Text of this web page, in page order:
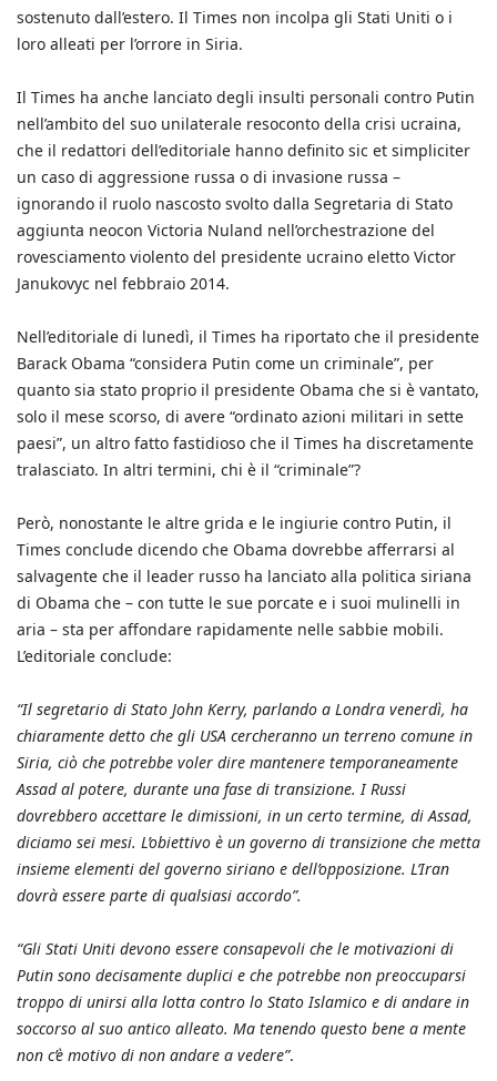
sostenuto dall’estero. Il Times non incolpa gli Stati Uniti o i
loro alleati per l’orrore in Siria.
Il Times ha anche lanciato degli insulti personali contro Putin
nell’ambito del suo unilaterale resoconto della crisi ucraina,
che il redattori dell’editoriale hanno definito sic et simpliciter
un caso di aggressione russa o di invasione russa –
ignorando il ruolo nascosto svolto dalla Segretaria di Stato
aggiunta neocon Victoria Nuland nell’orchestrazione del
rovesciamento violento del presidente ucraino eletto Victor
Janukovyc nel febbraio 2014.
Nell’editoriale di lunedì, il Times ha riportato che il presidente
Barack Obama “considera Putin come un criminale”, per
quanto sia stato proprio il presidente Obama che si è vantato,
solo il mese scorso, di avere “ordinato azioni militari in sette
paesi”, un altro fatto fastidioso che il Times ha discretamente
tralasciato. In altri termini, chi è il “criminale”?
Però, nonostante le altre grida e le ingiurie contro Putin, il
Times conclude dicendo che Obama dovrebbe afferrarsi al
salvagente che il leader russo ha lanciato alla politica siriana
di Obama che – con tutte le sue porcate e i suoi mulinelli in
aria – sta per affondare rapidamente nelle sabbie mobili.
L’editoriale conclude:
“Il segretario di Stato John Kerry, parlando a Londra venerdì, ha
chiaramente detto che gli USA cercheranno un terreno comune in
Siria, ciò che potrebbe voler dire mantenere temporaneamente
Assad al potere, durante una fase di transizione. I Russi
dovrebbero accettare le dimissioni, in un certo termine, di Assad,
diciamo sei mesi. L’obiettivo è un governo di transizione che metta
insieme elementi del governo siriano e dell’opposizione. L’Iran
dovrà essere parte di qualsiasi accordo”.
“Gli Stati Uniti devono essere consapevoli che le motivazioni di
Putin sono decisamente duplici e che potrebbe non preoccuparsi
troppo di unirsi alla lotta contro lo Stato Islamico e di andare in
soccorso al suo antico alleato. Ma tenendo questo bene a mente
non c’è motivo di non andare a vedere”.